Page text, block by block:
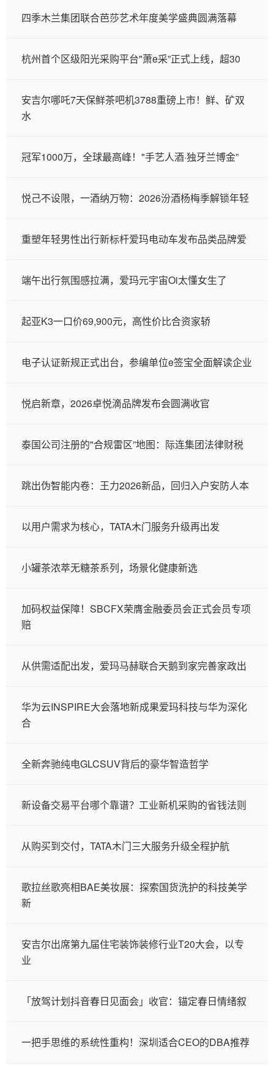
四季木兰集团联合芭莎艺术年度美学盛典圆满落幕
杭州首个区级阳光采购平台"萧e采”正式上线，超30
安吉尔哪吒7天保鲜茶吧机3788重磅上市！鲜、矿双
水
冠军1000万，全球最高峰！"手艺人酒·独牙兰博金”
悦己不设限，一酒纳万物：2026汾酒杨梅季解锁年轻
重塑年轻男性出行新标杆爱玛电动车发布品类品牌爱
端午出行氛围感拉满，爱玛元宇宙Oi太懂女生了
起亚K3一口价69,900元，高性价比合资家轿
电子认证新规正式出台，参编单位e签宝全面解读企业
悦启新章，2026卓悦滴品牌发布会圆满收官
泰国公司注册的"合规雷区”地图：际连集团法律财税
跳出伪智能内卷：王力2026新品，回归入户安防人本
以用户需求为核心，TATA木门服务升级再出发
小罐茶浓萃无糖茶系列，场景化健康新选
加码权益保障！SBCFX荣膺金融委员会正式会员专项
赔
从供需适配出发，爱玛马赫联合天鹅到家完善家政出
华为云INSPIRE大会落地新成果爱玛科技与华为深化
合
全新奔驰纯电GLCSUV背后的豪华智造哲学
新设备交易平台哪个靠谱？工业新机采购的省钱法则
从购买到交付，TATA木门三大服务升级全程护航
歌拉丝歌亮相BAE美妆展：探索国货洗护的科技美学
新
安吉尔出席第九届住宅装饰装修行业T20大会，以专
业
「放驾计划抖音春日见面会」收官：锚定春日情绪叙
一把手思维的系统性重构！深圳适合CEO的DBA推荐